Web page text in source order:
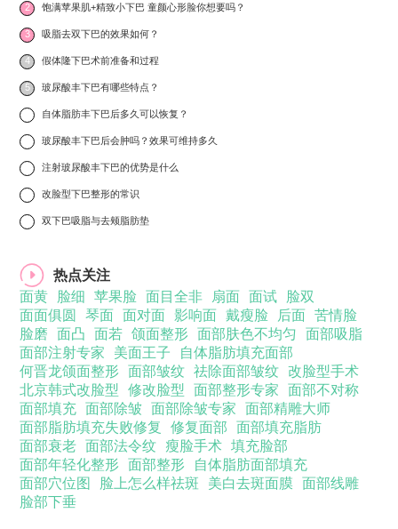
2 饱满苹果肌+精致小下巴 童颜心形脸你想要吗？
3 吸脂去双下巴的效果如何？
4 假体隆下巴术前准备和过程
5 玻尿酸丰下巴有哪些特点？
自体脂肪丰下巴后多久可以恢复？
玻尿酸丰下巴后会肿吗？效果可维持多久
注射玻尿酸丰下巴的优势是什么
改脸型下巴整形的常识
10 双下巴吸脂与去颊脂肪垫
热点关注
面黄
脸细 苹果脸 面目全非 扇面 面试
脸双
面面俱圆
琴面 面对面 影响面 戴瘦脸 后面
苦情脸
脸磨
面凸 面若 颌面整形 面部肤色不均匀
面部吸脂
面部注射专家
美面王子
自体脂肪填充面部
何晋龙颌面整形
面部皱纹 祛除面部皱纹
改脸型手术
北京韩式改脸型
修改脸型 面部整形专家
面部不对称
面部填充
面部除皱 面部除皱专家
面部精雕大师
面部脂肪填充失败修复
修复面部
面部填充脂肪
面部衰老
面部法令纹 瘦脸手术
填充脸部
面部年轻化整形
面部整形
自体脂肪面部填充
面部穴位图
脸上怎么样祛斑 美白去斑面膜
面部线雕
脸部下垂